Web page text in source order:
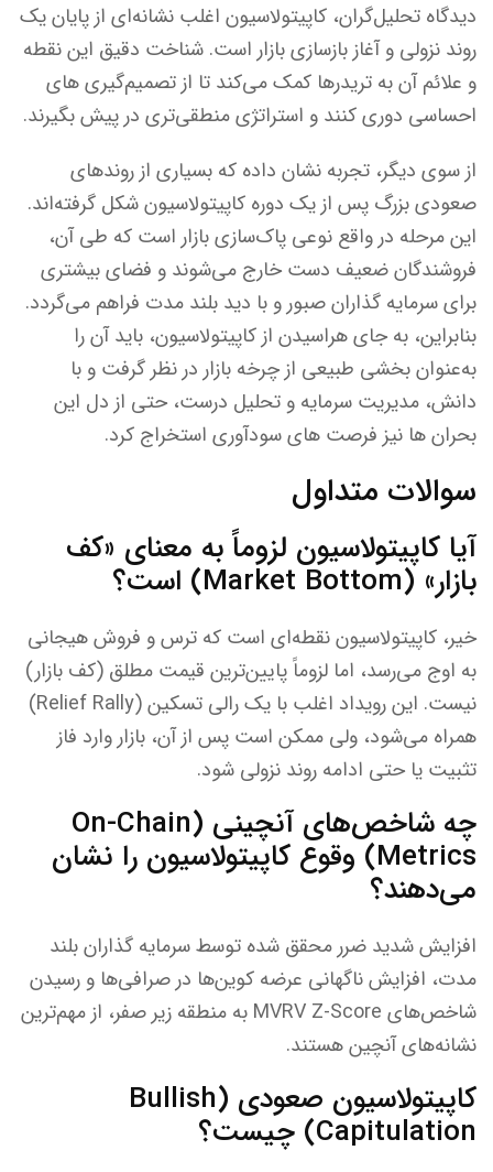
دیدگاه تحلیل‌گران، کاپیتولاسیون اغلب نشانه‌ای از پایان یک
روند نزولی و آغاز بازسازی بازار است. شناخت دقیق این نقطه
و علائم آن به تریدرها کمک می‌کند تا از تصمیم‌گیری های
احساسی دوری کنند و استراتژی منطقی‌تری در پیش بگیرند.
از سوی دیگر، تجربه نشان داده که بسیاری از روندهای
صعودی بزرگ پس از یک دوره کاپیتولاسیون شکل گرفته‌اند.
این مرحله در واقع نوعی پاک‌سازی بازار است که طی آن،
فروشندگان ضعیف‌ دست خارج می‌شوند و فضای بیشتری
برای سرمایه گذاران صبور و با دید بلند مدت فراهم می‌گردد.
بنابراین، به جای هراسیدن از کاپیتولاسیون، باید آن را
به‌عنوان بخشی طبیعی از چرخه بازار در نظر گرفت و با
دانش، مدیریت سرمایه و تحلیل درست، حتی از دل این
بحران ها نیز فرصت های سودآوری استخراج کرد.
سوالات متداول
آیا کاپیتولاسیون لزوماً به معنای «کف
بازار» (Market Bottom) است؟
خیر، کاپیتولاسیون نقطه‌ای است که ترس و فروش هیجانی
به اوج می‌رسد، اما لزوماً پایین‌ترین قیمت مطلق (کف بازار)
نیست. این رویداد اغلب با یک رالی تسکین (Relief Rally)
همراه می‌شود، ولی ممکن است پس از آن، بازار وارد فاز
تثبیت یا حتی ادامه روند نزولی شود.
چه شاخص‌های آنچینی (On-Chain
Metrics) وقوع کاپیتولاسیون را نشان
می‌دهند؟
افزایش شدید ضرر محقق شده توسط سرمایه گذاران بلند
مدت، افزایش ناگهانی عرضه کوین‌ها در صرافی‌ها و رسیدن
شاخص‌های MVRV Z-Score به منطقه زیر صفر، از مهم‌ترین
نشانه‌های آنچین هستند.
کاپیتولاسیون صعودی (Bullish
Capitulation) چیست؟